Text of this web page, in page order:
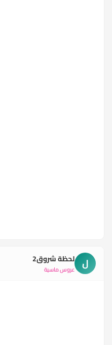
ل لحظة شروق2
عروس ماسية